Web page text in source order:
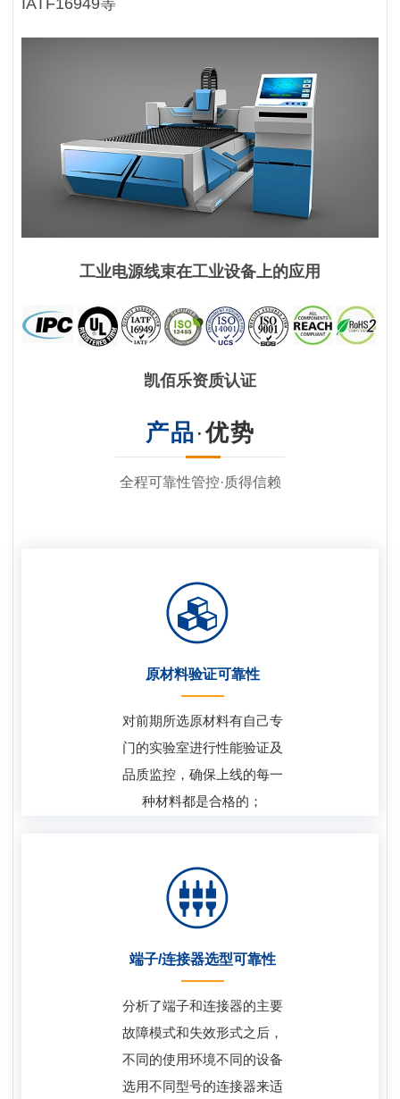
IATF16949等
工业电源线束在工业设备上的应用
凯佰乐资质认证
产品·优势
全程可靠性管控·质得信赖
原材料验证可靠性
对前期所选原材料有自己专
门的实验室进行性能验证及
品质监控，确保上线的每一
种材料都是合格的；
端子/连接器选型可靠性
分析了端子和连接器的主要
故障模式和失效形式之后，
不同的使用环境不同的设备
选用不同型号的连接器来适